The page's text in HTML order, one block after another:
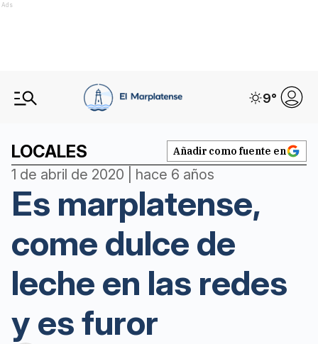
Ads
9°
LOCALES Añadir como fuente en
1 de abril de 2020 | hace 6 años
Es marplatense,
come dulce de
leche en las redes
y es furor